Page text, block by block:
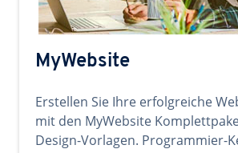
MyWebsite
Erstellen Sie Ihre erfolgreiche
mit den MyWebsite
Design-Vorlagen. Programmier-